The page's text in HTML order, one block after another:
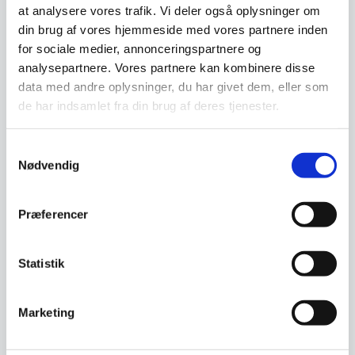
at analysere vores trafik. Vi deler også oplysninger om
din brug af vores hjemmeside med vores partnere inden
for sociale medier, annonceringspartnere og
analysepartnere. Vores partnere kan kombinere disse
data med andre oplysninger, du har givet dem, eller som
de har indsamlet fra din brug af deres tjenester.
Nødvendig
Præferencer
Statistik
Marketing
over vi finder det en god service. Og al
låntagning og leasing foregår direkte imellem
dig som kunde og en tredjepartner, som vi hos
restaurantinventar.dkhar udvalgt til at tilbyde
denne service.
Vi prismatcher - Klik her
SPAR 16%